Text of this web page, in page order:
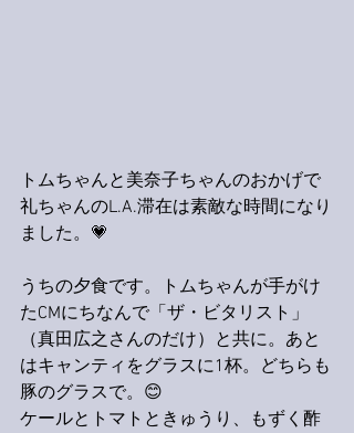
トムちゃんと美奈子ちゃんのおかげで
礼ちゃんのL.A.滞在は素敵な時間になり
ました。💗
うちの夕食です。トムちゃんが手がけ
たCMにちなんで「ザ・ビタリスト」
（真田広之さんのだけ）と共に。あと
はキャンティをグラスに1杯。どちらも
豚のグラスで。😊
ケールとトマトときゅうり、もずく酢